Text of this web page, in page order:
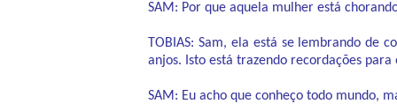
SAM: Por que aquela mulher está
TOBIAS: Sam, ela está se lembrando de
anjos. Isto está trazendo recordações para
SAM: Eu acho que conheço todo mundo,